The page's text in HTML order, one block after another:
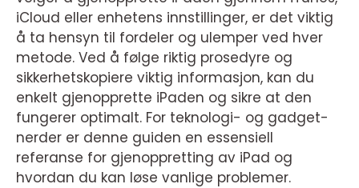
iCloud eller enhetens innstillinger, er det viktig
å ta hensyn til fordeler og ulemper ved hver
metode. Ved å følge riktig prosedyre og
sikkerhetskopiere viktig informasjon, kan du
enkelt gjenopprette iPaden og sikre at den
fungerer optimalt. For teknologi- og gadget-
nerder er denne guiden en essensiell
referanse for gjenoppretting av iPad og
hvordan du kan løse vanlige problemer.